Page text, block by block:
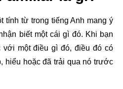
tính từ trong tiếng Anh mang ý
biết một cái gì đó. Khi bạn
với một điều gì đó, điều đó có
hiểu hoặc đã trải qua nó trước